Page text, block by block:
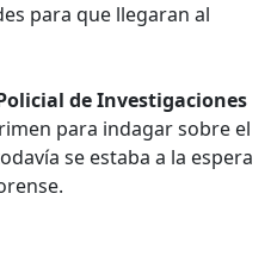
para que llegaran al
de Investigaciones
para indagar sobre el
se estaba a la espera